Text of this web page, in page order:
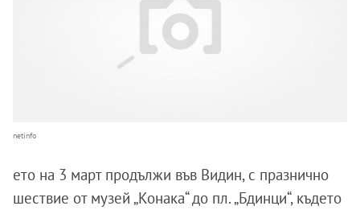
netinfo
ето на 3 март продължи във Видин, с празнично
шествие от музей „Конака“ до пл. „Бдинци“, където